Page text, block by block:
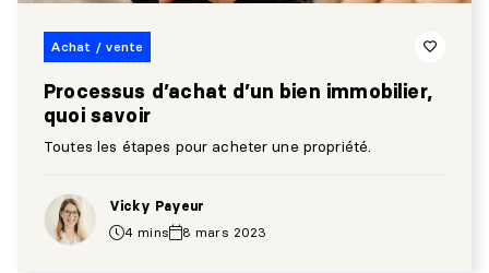
Achat / vente
Processus d’achat d’un bien immobilier,
quoi savoir
Toutes les étapes pour acheter une propriété.
Vicky Payeur
4 mins
8 mars 2023